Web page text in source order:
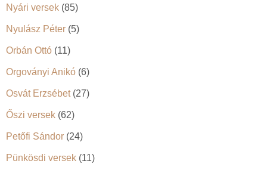
Nyári versek (85)
Nyulász Péter (5)
Orbán Ottó (11)
Orgoványi Anikó (6)
Osvát Erzsébet(27)
Őszi versek (62)
Petőfi Sándor (24)
Pünkösdi versek (11)